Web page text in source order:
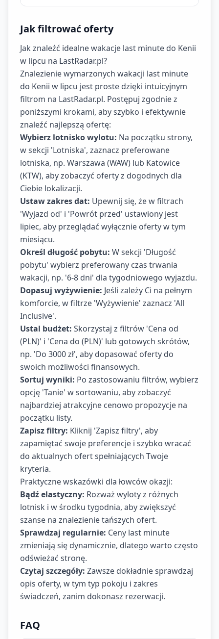
Jak filtrować oferty
Jak znaleźć idealne wakacje last minute do Kenii
w lipcu na LastRadar.pl?
Znalezienie wymarzonych wakacji last minute
do Kenii w lipcu jest proste dzięki intuicyjnym
filtrom na LastRadar.pl. Postępuj zgodnie z
poniższymi krokami, aby szybko i efektywnie
znaleźć najlepszą ofertę:
Wybierz lotnisko wylotu: Na początku strony,
w sekcji 'Lotniska', zaznacz preferowane
lotniska, np. Warszawa (WAW) lub Katowice
(KTW), aby zobaczyć oferty z dogodnych dla
Ciebie lokalizacji.
Ustaw zakres dat: Upewnij się, że w filtrach
'Wyjazd od' i 'Powrót przed' ustawiony jest
lipiec, aby przeglądać wyłącznie oferty w tym
miesiącu.
Określ długość pobytu: W sekcji 'Długość
pobytu' wybierz preferowany czas trwania
wakacji, np. '6-8 dni' dla tygodniowego wyjazdu.
Dopasuj wyżywienie: Jeśli zależy Ci na pełnym
komforcie, w filtrze 'Wyżywienie' zaznacz 'All
Inclusive'.
Ustal budżet: Skorzystaj z filtrów 'Cena od
(PLN)' i 'Cena do (PLN)' lub gotowych skrótów,
np. 'Do 3000 zł', aby dopasować oferty do
swoich możliwości finansowych.
Sortuj wyniki: Po zastosowaniu filtrów, wybierz
opcję 'Tanie' w sortowaniu, aby zobaczyć
najbardziej atrakcyjne cenowo propozycje na
początku listy.
Zapisz filtry: Kliknij 'Zapisz filtry', aby
zapamiętać swoje preferencje i szybko wracać
do aktualnych ofert spełniających Twoje
kryteria.
Praktyczne wskazówki dla łowców okazji:
Bądź elastyczny: Rozważ wyloty z różnych
lotnisk i w środku tygodnia, aby zwiększyć
szanse na znalezienie tańszych ofert.
Sprawdzaj regularnie: Ceny last minute
zmieniają się dynamicznie, dlatego warto często
odświeżać stronę.
Czytaj szczegóły: Zawsze dokładnie sprawdzaj
opis oferty, w tym typ pokoju i zakres
świadczeń, zanim dokonasz rezerwacji.
FAQ